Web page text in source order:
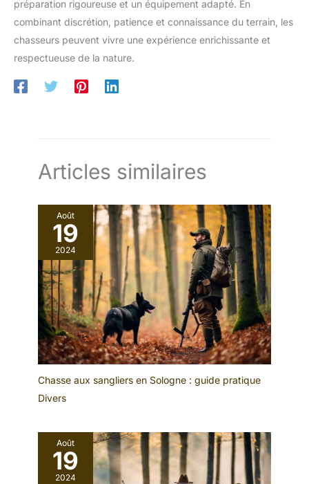
préparation rigoureuse et un équipement adapté. En
combinant discrétion, patience et connaissance du terrain, les
chasseurs peuvent vivre une expérience enrichissante et
respectueuse de la nature.
Articles similaires
Août
19
2024
Chasse aux sangliers en Sologne : guide pratique
Divers
Août
19
2024